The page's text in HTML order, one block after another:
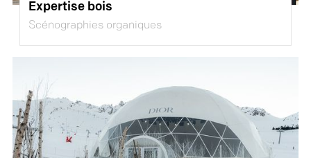
Expertise bois
Scénographies organiques